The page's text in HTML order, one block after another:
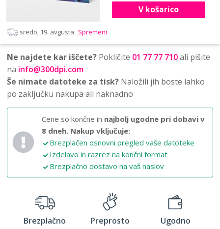
V košarico
sredo, 19. avgusta Spremeni
Ne najdete kar iščete? Pokličite 01 77 77 710ali pišite
na info@300dpi.com
Še nimate datoteke za tisk? Naložili jih boste lahko
po zaključku nakupa ali naknadno
Cene so končne in najbolj ugodne pri dobavi v
8 dneh. Nakup vključuje:
Brezplačen osnovni pregled vaše datoteke
Izdelavo in razrez na končni format
Brezplačno dostavo na vaš naslov
Brezplačno Preprosto Ugodno